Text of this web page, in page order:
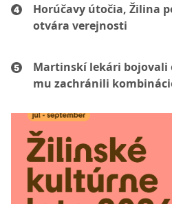
Horúčavy útočia, Žilina
otvára verejnosti
Martinskí lekári bojovali
mu zachránili